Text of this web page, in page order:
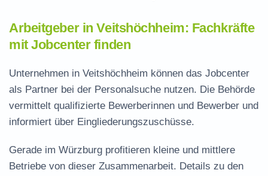
Arbeitgeber in Veitshöchheim: Fachkräfte
mit Jobcenter finden
Unternehmen in Veitshöchheim können das Jobcenter
als Partner bei der Personalsuche nutzen. Die Behörde
vermittelt qualifizierte Bewerberinnen und Bewerber und
informiert über Eingliederungszuschüsse.
Gerade im Würzburg profitieren kleine und mittlere
Betriebe von dieser Zusammenarbeit. Details zu den